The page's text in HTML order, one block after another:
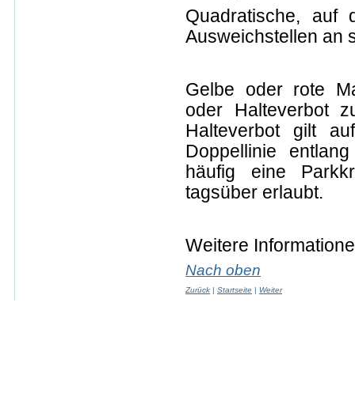
Quadratische, auf
Ausweichstellen an
Gelbe oder rote
oder Halteverbot
Halteverbot gilt
Doppellinie
häufig eine
tagsüber erlaubt.
Weitere
Nach oben
Zurück | Startseite | Weiter